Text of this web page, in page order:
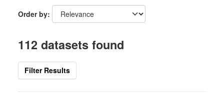
Order by
112 datasets found
Filter Results